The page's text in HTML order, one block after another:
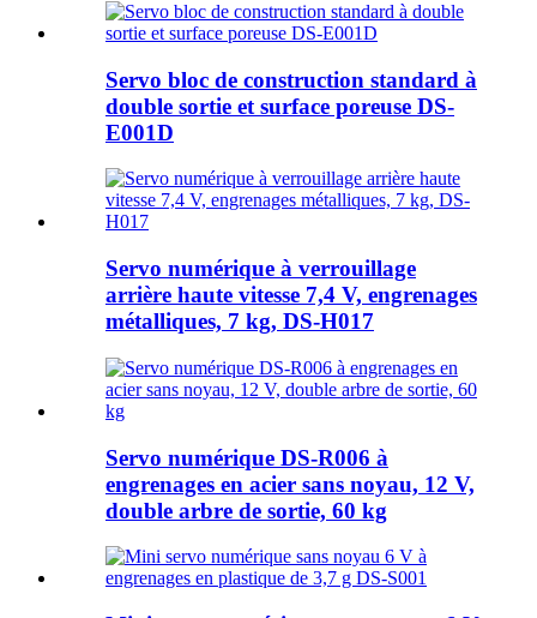
Servo bloc de construction standard à
double sortie et surface poreuse DS-
E001D
Servo numérique à verrouillage
arrière haute vitesse 7,4 V, engrenages
métalliques, 7 kg, DS-H017
Servo numérique DS-R006 à
engrenages en acier sans noyau, 12 V,
double arbre de sortie, 60 kg